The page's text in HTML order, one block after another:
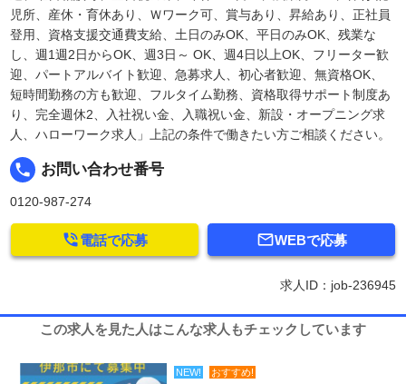
児所、産休・育休あり、Ｗワーク可、賞与あり、昇給あり、正社員
登用、資格支援交通費支給、土日のみOK、平日のみOK、残業な
し、週1週2日からOK、週3日～ OK、週4日以上OK、フリーター歓
迎、パートアルバイト歓迎、急募求人、初心者歓迎、無資格OK、
短時間勤務の方も歓迎、フルタイム勤務、資格取得サポート制度あ
り、完全週休2、入社祝い金、入職祝い金、新設・オープニング求
人、ハローワーク求人」上記の条件で働きたい方ご相談ください。
local_phone お問い合わせ番号
0120-987-274
WEBで応募
電話で応募
求人ID：job-236945
この求人を見た人はこんな求人もチェックしています
NEW! おすすめ!